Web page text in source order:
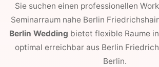
Sie suchen einen professionellen
Seminarraum nahe Berlin
Berlin Wedding bietet flexible Raume
optimal erreichbar aus Berlin
Berlin.